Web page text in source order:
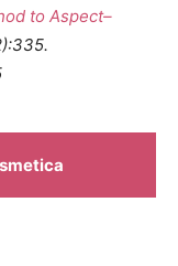
to Aspect–